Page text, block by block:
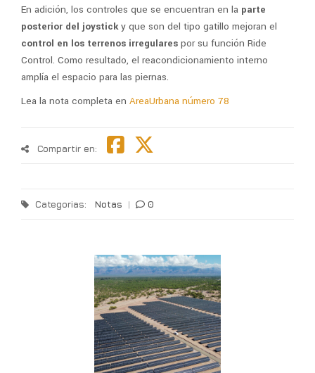
En adición, los controles que se encuentran en la parte
posterior del joysticky que son del tipo gatillo mejoran el
control en los terrenos irregulares por su función Ride
Control. Como resultado, el reacondicionamiento interno
amplía el espacio para las piernas.
Lea la nota completa en AreaUrbana número 78
Compartir en:
Categorias: Notas | 0